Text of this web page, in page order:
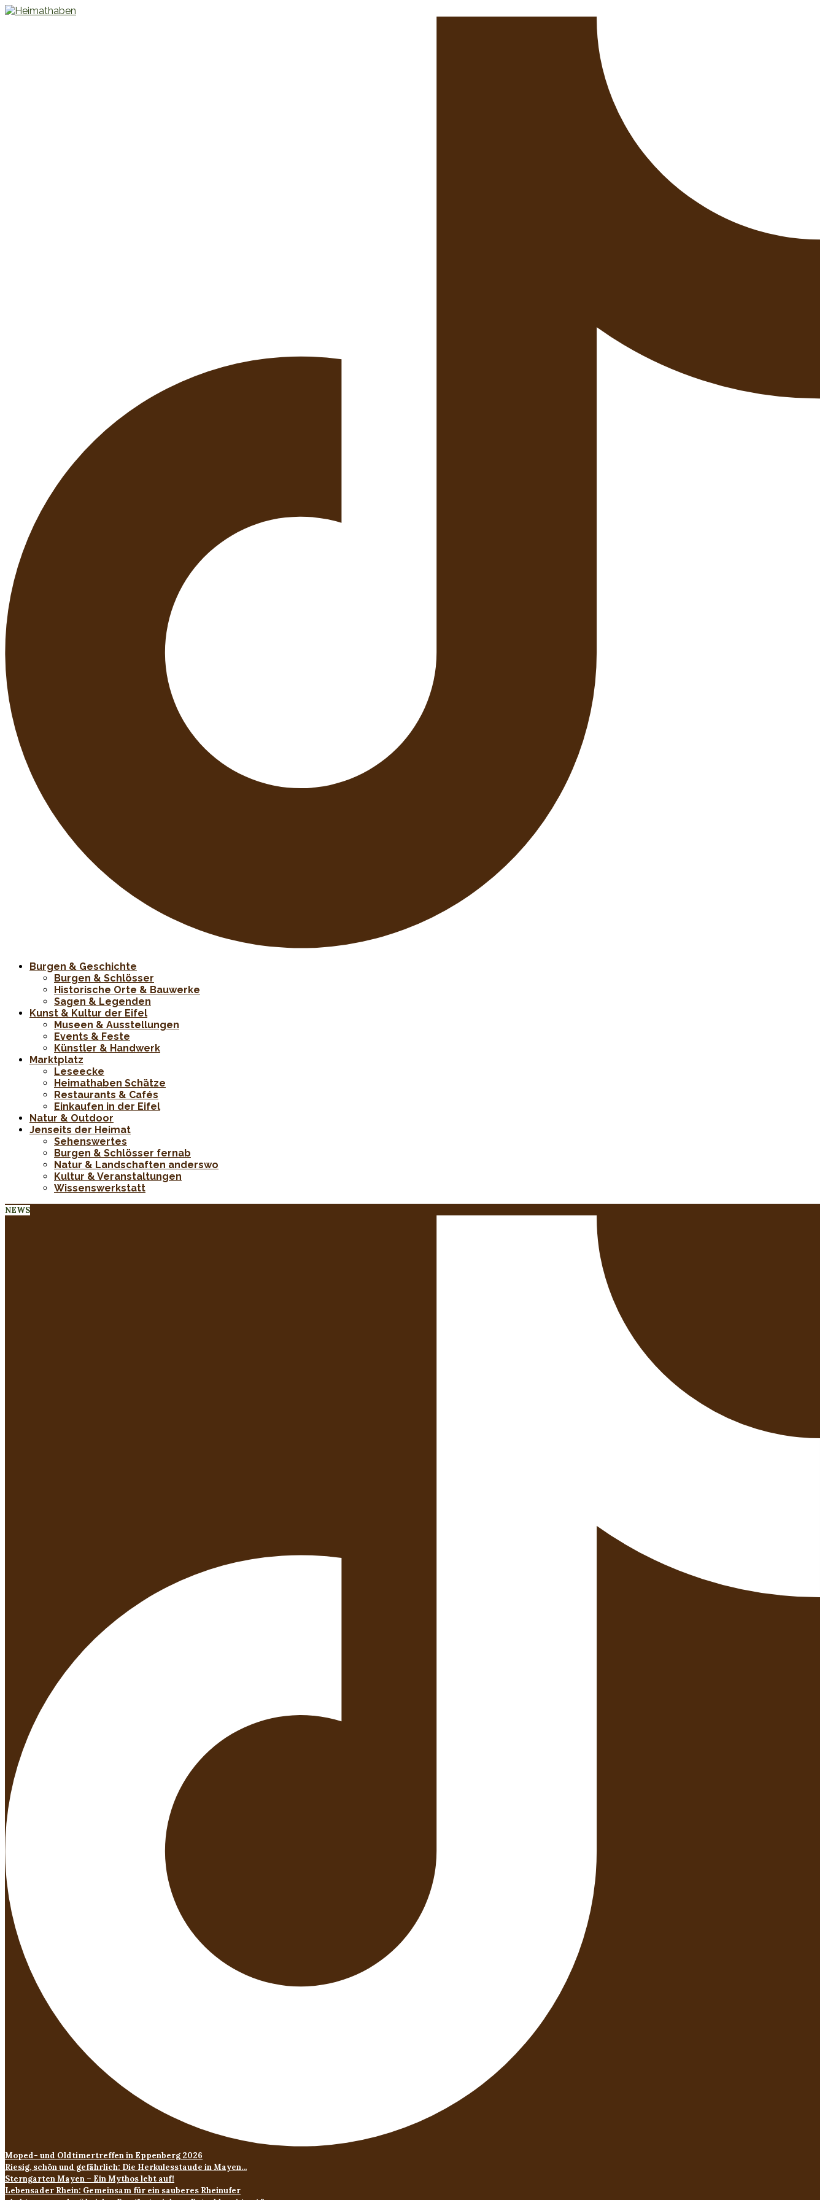
Burgen & Geschichte
Burgen & Schlösser
Historische Orte & Bauwerke
Sagen & Legenden
Kunst & Kultur der Eifel
Museen & Ausstellungen
Events & Feste
Künstler & Handwerk
Marktplatz
Leseecke
Heimathaben Schätze
Restaurants & Cafés
Einkaufen in der Eifel
Natur & Outdoor
Jenseits der Heimat
Sehenswertes
Burgen & Schlösser fernab
Natur & Landschaften anderswo
Kultur & Veranstaltungen
Wissenswerkstatt
NEWS
Moped- und Oldtimertreffen in Eppenberg 2026
Riesig, schön und gefährlich: Die Herkulesstaude in Mayen...
Sterngarten Mayen – Ein Mythos lebt auf!
Lebensader Rhein: Gemeinsam für ein sauberes Rheinufer